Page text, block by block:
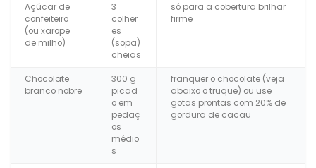
Açúcar de
confeiteiro
(ou xarope
de milho)
3
colher
es
(sopa)
cheias
só para a cobertura brilhar
firme
Chocolate
branco nobre
300 g
picad
o em
pedaç
os
médio
s
franquer o chocolate (veja
abaixo o truque) ou use
gotas prontas com 20% de
gordura de cacau